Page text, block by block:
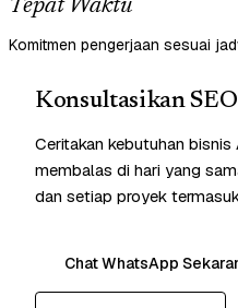
Tepat Waktu
Komitmen pengerjaan sesuai
Konsultasikan
Ceritakan kebutuhan
membalas di hari yang
dan setiap proyek
Chat WhatsApp